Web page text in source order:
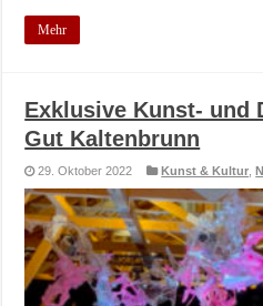
Mehr
Exklusive Kunst- und
Gut Kaltenbrunn
29. Oktober 2022 Kunst & Kultur ,